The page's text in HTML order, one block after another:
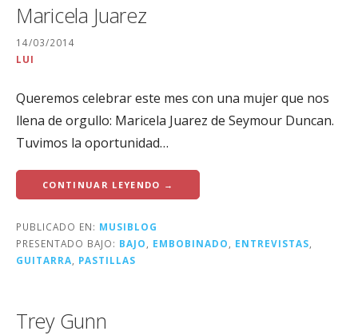
Maricela Juarez
14/03/2014
LUI
Queremos celebrar este mes con una mujer que nos
llena de orgullo: Maricela Juarez de Seymour Duncan.
Tuvimos la oportunidad…
CONTINUAR LEYENDO →
PUBLICADO EN: MUSIBLOG
PRESENTADO BAJO: BAJO EMBOBINADO ENTREVISTAS
GUITARRA
PASTILLAS
Trey Gunn